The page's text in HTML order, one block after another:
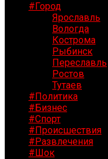
#Город
Ярославль
Вологда
Кострома
Рыбинск
Переславль
Ростов
Тутаев
#Политика
#Бизнес
#Спорт
#Происшествия
#Развлечения
#Шок